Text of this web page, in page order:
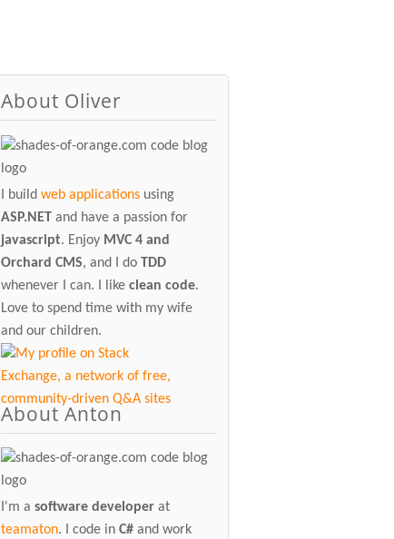
About Oliver
I buildweb applications using
ASP.NET and have a passion for
javascript. Enjoy MVC 4 and
Orchard CMS, and I doTDD
whenever I can. I likeclean code.
Love to spend time with my wife
and our children.
About Anton
I'm asoftware developer at
teamaton. I code inC# and work